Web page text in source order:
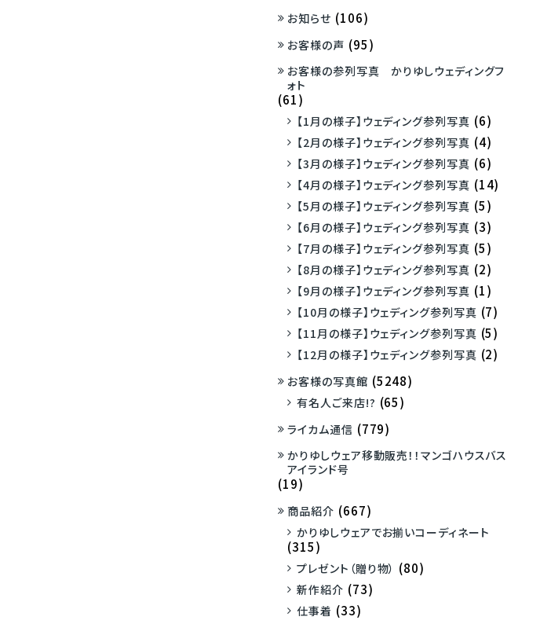
お知らせ (106)
お客様の声 (95)
お客様の参列写真 かりゆしウェディングフ
ォト
(61)
【1月の様子】ウェディング参列写真 (6)
【2月の様子】ウェディング参列写真 (4)
【3月の様子】ウェディング参列写真 (6)
【4月の様子】ウェディング参列写真 (14)
【5月の様子】ウェディング参列写真 (5)
【6月の様子】ウェディング参列写真 (3)
【7月の様子】ウェディング参列写真 (5)
【8月の様子】ウェディング参列写真 (2)
【9月の様子】ウェディング参列写真 (1)
【10月の様子】ウェディング参列写真 (7)
【11月の様子】ウェディング参列写真 (5)
【12月の様子】ウェディング参列写真 (2)
お客様の写真館 (5248)
有名人ご来店!? (65)
ライカム通信 (779)
かりゆしウェア移動販売！！マンゴハウスバス
アイランド号
(19)
商品紹介 (667)
かりゆしウェアでお揃いコーディネート
(315)
プレゼント（贈り物） (80)
新作紹介 (73)
仕事着 (33)